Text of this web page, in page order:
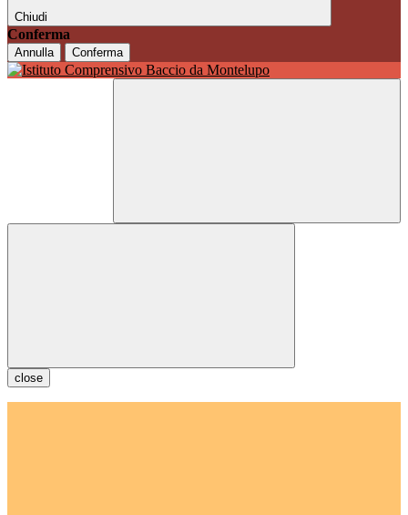
Chiudi
Conferma
Annulla Conferma
close